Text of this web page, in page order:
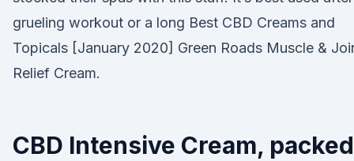
grueling workout or a long Best CBD Creams and
Topicals [January 2020] Green Roads Muscle &
Relief Cream.
CBD Intensive Cream, packed